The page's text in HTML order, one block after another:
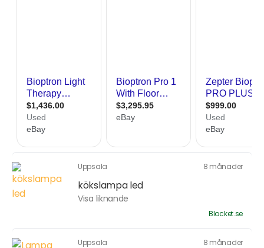
Uppsala 8 månader
kökslampa led
Visa liknande
Blocket.se
Uppsala 8 månader